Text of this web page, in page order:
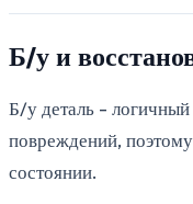
Б/у и
Б/у деталь - логичный
повреждений,
состоянии.